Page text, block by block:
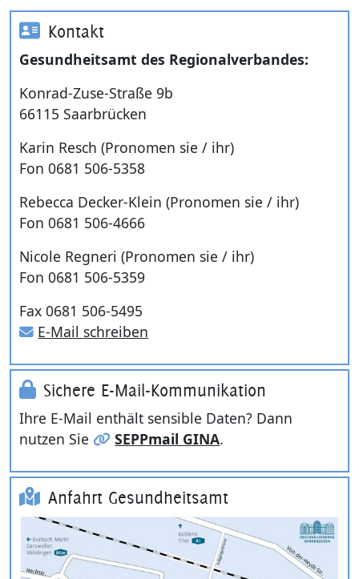
Kontakt
Gesundheitsamt des Regionalverbandes:
Konrad-Zuse-Straße 9b
66115 Saarbrücken
Karin Resch (Pronomen sie / ihr)
Fon 0681 506-5358
Rebecca Decker-Klein (Pronomen sie / ihr)
Fon 0681 506-4666
Nicole Regneri (Pronomen sie / ihr)
Fon 0681 506-5359
Fax 0681 506-5495
E-Mail schreiben
Sichere E-Mail-Kommunikation
Ihre E-Mail enthält sensible Daten? Dann
nutzen Sie
SEPPmail GINA.
Anfahrt Gesundheitsamt